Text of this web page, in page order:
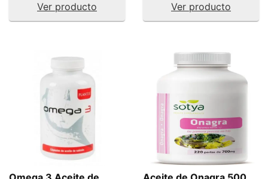
Ver producto Ver producto